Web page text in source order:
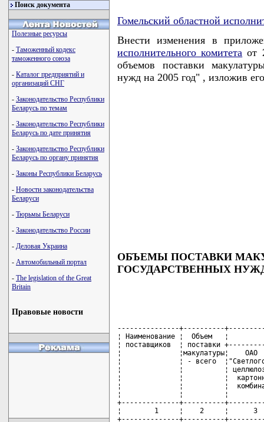
Поиск документа
Полезные ресурсы
- Таможенный кодекс
таможенного союза
- Каталог предприятий и
организаций СНГ
- Законодательство Республики
Беларусь по темам
- Законодательство Республики
Беларусь по дате принятия
- Законодательство Республики
Беларусь по органу принятия
- Законы Республики Беларусь
- Новости законодательства
Беларуси
- Тюрьмы Беларуси
- Законодательство России
- Деловая Украина
- Автомобильный портал
- The legislation of the Great
Britain
Правовые новости
Гомельский областной
Внести изменения в
исполнительного комитета от
объемов поставки
нужд на 2005 год" , изложив
ОБЪЕМЫ ПОСТАВКИ
ГОСУДАРСТВЕННЫХ НУЖД
---------------+----------
¦ Наименование ¦  Объем   ¦
¦ поставщиков  ¦ поставки
¦              ¦макулатуры¦    ОАО
¦              ¦ - всего
¦              ¦          ¦
¦              ¦          ¦  картонный
¦              ¦          ¦
¦              ¦          ¦              ¦
+--------------+----------
¦        1     ¦    2     ¦
+--------------+----------